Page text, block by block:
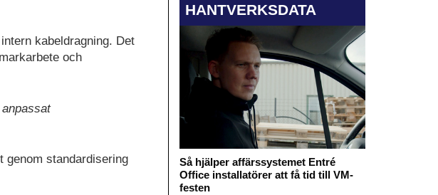
kabeldragning. Det
och
genom standardisering
HANTVERKSDATA
Så hjälper affärssystemet Entré
Office installatörer att få tid till VM-
festen